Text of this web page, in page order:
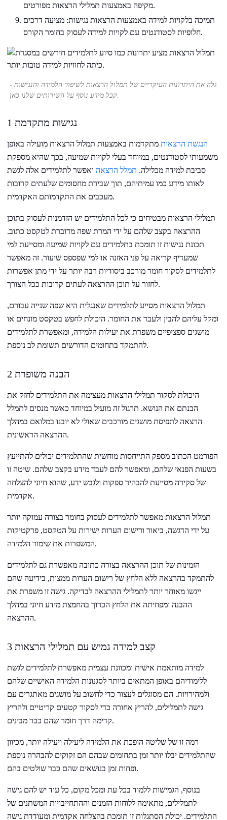
מקיפה באמצעות תמלילי הרצאות מפורטים.
תמיכה בלקויות למידה באמצעות הרצאות נגישות: מציעה דרכים
חלופיות לסטודנטים עם לקויות למידה לעסוק בחומר הקורס.
גלה את היתרונות העיקריים של תמלול הרצאות לשיפור הלמידה והנגישות -
קבל מידע נוסף על השירותים שלנו כאן.
1 נגישות מתקדמת
הנגשת הרצאות מתקדמות באמצעות תמלול הרצאות מועילה באופן
משמעותי לסטודנטים, במיוחד בעלי לקויות שמיעה, בכך שהיא מספקת
סביבת למידה מכלילה. תמלל הרצאה ואפשר לתלמידים אלה לגשת
לאותו מידע כמו עמיתיהם, תוך שבירת מחסומים שלעתים קרובות
מעכבים את התקדמותם האקדמית.
תמלילי הרצאות מבטיחים כי לכל התלמידים יש הזדמנות לעסוק בתוכן
ההרצאה בקצב שלהם על ידי המרת שפה מדוברת לטקסט כתוב.
תכונת נגישות זו תומכת בתלמידים עם לקויות שמיעה ומסייעת למי
שמעדיף קריאה על פני האזנה או למי שפספס שיעור. זה מאפשר
לתלמידים לסקור חומר מורכב ביסודיות רבה יותר על ידי מתן אפשרות
לחזור על תוכן ההרצאה לעתים קרובות ככל הצורך.
תמלול הרצאות מסייע לתלמידים שאנגלית היא שפה שנייה עבורם,
ומקל עליהם להבין ולעבד את החומר. היכולת לחפש בטקסט מונחים או
מושגים ספציפיים משפרת את יעילות הלמידה, ומאפשרת לתלמידים
להתמקד בתחומים הדורשים תשומת לב נוספת.
2 הבנה משופרת
היכולת לסקור תמלילי הרצאות מעצימה את התלמידים לחזק את
הבנתם את הנושא. תרגול זה מועיל במיוחד כאשר מנסים לתמלל
הרצאה לתפיסת מושגים מורכבים שאולי לא יובנו במלואם במהלך
ההרצאה הראשונית.
הפורמט הכתוב מספק התייחסות מוחשית שהתלמידים יכולים להתייעץ
בשעות הפנאי שלהם, ומאפשר להם לעבד מידע בקצב שלהם. שיטה זו
של סקירה מסייעת להבהיר ספקות ולגבש ידע, שהוא חיוני להצלחה
אקדמית.
תמלול הרצאות מאפשר לתלמידים לעסוק בחומר בצורה עמוקה יותר
על ידי הדגשה, ביאור ורישום הערות ישירות על הטקסט, פרקטיקות
המשפרות את שימור הלמידה.
הזמינות של תוכן ההרצאה בצורה כתובה מאפשרת גם לתלמידים
להתמקד בהרצאה ללא הלחץ של רישום הערות ממצות, בידיעה שהם
ייגשו מאוחר יותר לתמלילי ההרצאה לבדיקה. גישה זו משפרת את
ההבנה ומפחיתה את הלחץ הכרוך בהחמצת מידע חיוני במהלך
ההרצאה.
3 קצב למידה גמיש עם תמלילי הרצאות
למידה מותאמת אישית ומכוונת עצמית מאפשרת לתלמידים לגשת
ללימודיהם באופן המתאים ביותר לסגנונות הלמידה האישיים שלהם
ולמהירויות. הם מסוגלים לעצור כדי לחשוב על מושגים מאתגרים עם
גישה לתמלילים, להריץ אחורה כדי לסקור קטעים קריטיים ולהריץ
קדימה דרך חומר שהם כבר מבינים.
רמה זו של שליטה הופכת את הלמידה ליעילה ויעילה יותר, מכיוון
שהתלמידים יבלו יותר זמן בתחומים שבהם הם זקוקים להבהרה נוספת
ופחות זמן בנושאים שהם כבר שולטים בהם.
בנוסף, הגמישות ללמוד בכל עת ומכל מקום, כל עוד יש להם גישה
לתמלילים, מתאימה ללוחות הזמנים וההתחייבויות המשתנים של
התלמידים. יכולת הסתגלות זו תומכת בהצלחה אקדמית ומעודדת גישה